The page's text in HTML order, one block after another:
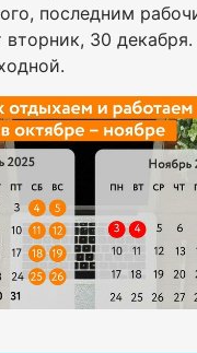
последним
вторник, 30